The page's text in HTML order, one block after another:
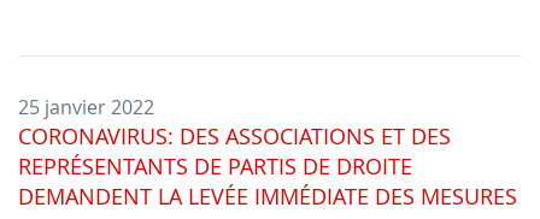
25 janvier 2022
CORONAVIRUS: DES ASSOCIATIONS ET DES
REPRÉSENTANTS DE PARTIS DE DROITE
DEMANDENT LA LEVÉE IMMÉDIATE DES MESURES